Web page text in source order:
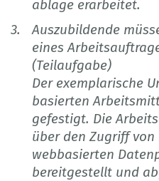
ablage erarbeitet.
Auszubildende
eines
(Teilaufgabe)
Der exemplarische
basierten
gefestigt. Die
über den Zugriff
webbasierten
bereitgestellt und